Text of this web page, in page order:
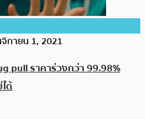
กายน 1, 2021
pull ราคาร่วงกว่า 99.98%
ด้